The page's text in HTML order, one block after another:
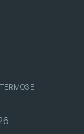
TERMOS E